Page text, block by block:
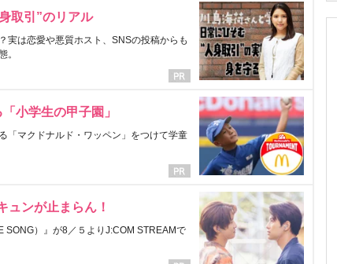
取引”のリアル
実は恋愛や悪質ホスト、SNSの投稿からも
。
小学生の甲子園」
「マクドナルド・ワッペン」をつけて学童
ュンが止まらん！
SONG）』が8／５よりJ:COM STREAMで